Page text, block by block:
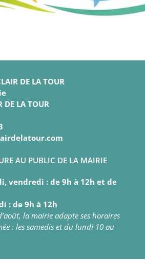
DE LA TOUR
DE LA TOUR
AU PUBLIC DE LA MAIRIE
vendredi : de 9h à 12h et de
: de 9h à 12h
la mairie adapte ses horaires
: les samedis et du lundi 10 au